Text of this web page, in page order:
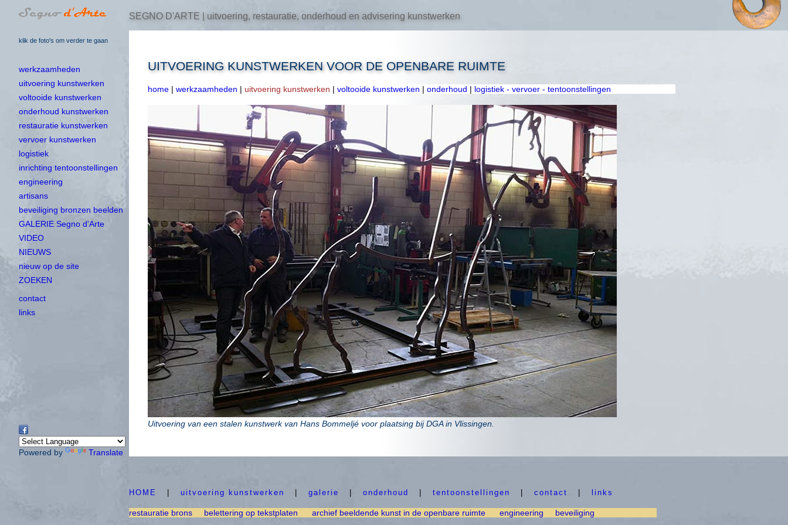
klik de foto's om verder te gaan
SEGNO D'ARTE | uitvoering, restauratie, onderhoud en advisering kunstwerken
werkzaamheden
uitvoering kunstwerken
voltooide kunstwerken
onderhoud kunstwerken
restauratie kunstwerken
vervoer kunstwerken
logistiek
inrichting tentoonstellingen
engineering
artisans
beveiliging bronzen beelden
GALERIE Segno d'Arte
VIDEO
NIEUWS
nieuw op de site
ZOEKEN
contact
links
Powered by Translate
UITVOERING KUNSTWERKEN VOOR DE OPENBARE RUIMTE
home | werkzaamheden | uitvoering kunstwerken | voltooide kunstwerken | onderhoud | logistiek - vervoer - tentoonstellingen
Uitvoering van een stalen kunstwerk van Hans Bommeljé voor plaatsing bij DGA in Vlissingen.
HOME uitvoering kunstwerken galerie onderhoud tentoonstellingen contact links
restauratie brons belettering op tekstplaten archief beeldende kunst in de openbare ruimte engineering beveiliging